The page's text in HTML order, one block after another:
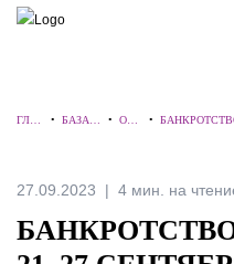
ПОИСК ПО САЙТУ
ГЛА
• БАЗА
• ОБЗ
•
27.09.2023 4 мин. на